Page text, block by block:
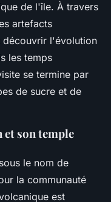
de l'île. À travers
artefacts
découvrir l'évolution
les temps
se termine par
de sucre et de
son temple
le nom de
la communauté
est